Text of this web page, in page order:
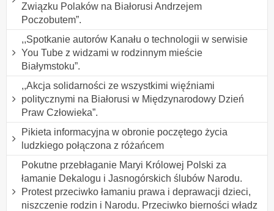
Związku Polaków na Białorusi Andrzejem
Poczobutem”.
,,Spotkanie autorów Kanału o technologii w serwisie
You Tube z widzami w rodzinnym mieście
Białymstoku”.
,,Akcja solidarności ze wszystkimi więźniami
politycznymi na Białorusi w Międzynarodowy Dzień
Praw Człowieka”.
Pikieta informacyjna w obronie poczętego życia
ludzkiego połączona z różańcem
Pokutne przebłaganie Maryi Królowej Polski za
łamanie Dekalogu i Jasnogórskich ślubów Narodu.
Protest przeciwko łamaniu prawa i deprawacji dzieci,
niszczenie rodzin i Narodu. Przeciwko bierności władz